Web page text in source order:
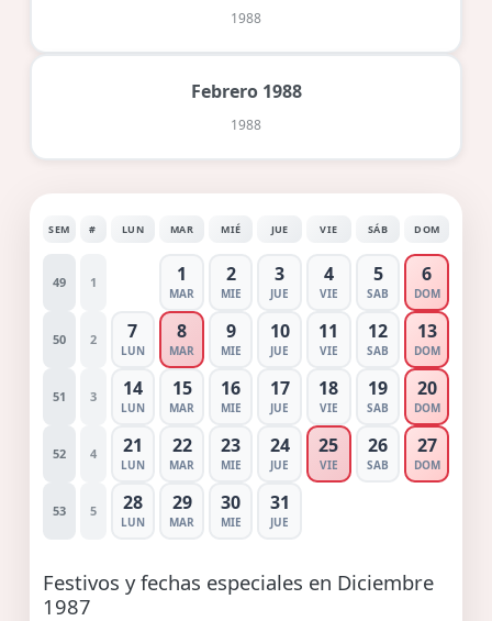
1988
Febrero 1988
1988
SEM # LUN MAR MIÉ JUE VIE SÁB DOM
49 1 1
MAR
2
MIE
3
JUE
4
VIE
5
SAB
6
DOM
50 2 7
LUN
8
MAR
9
MIE
10
JUE
11
VIE
12
SAB
13
DOM
51 3 14
LUN
15
MAR
16
MIE
17
JUE
18
VIE
19
SAB
20
DOM
52 4 21
LUN
22
MAR
23
MIE
24
JUE
25
VIE
26
SAB
27
DOM
53 5 28
LUN
29
MAR
30
MIE
31
JUE
Festivos y fechas especiales en Diciembre
1987